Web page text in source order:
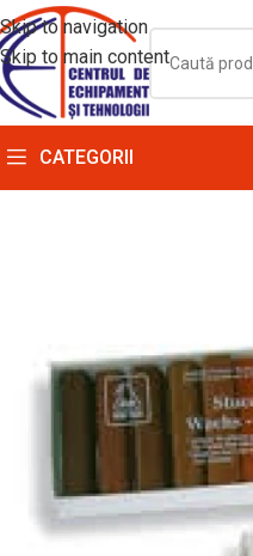
Skip to navigation
Skip to main content
CATEGORII